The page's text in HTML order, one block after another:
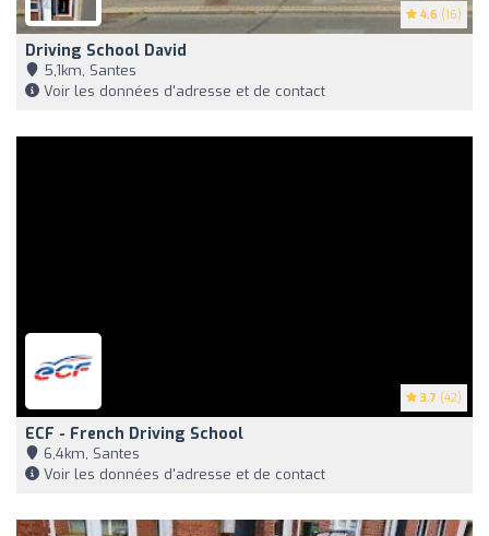
4.6 (16)
Driving School David
5,1km, Santes
Voir les données d'adresse et de contact
3.7 (42)
ECF - French Driving School
6,4km, Santes
Voir les données d'adresse et de contact